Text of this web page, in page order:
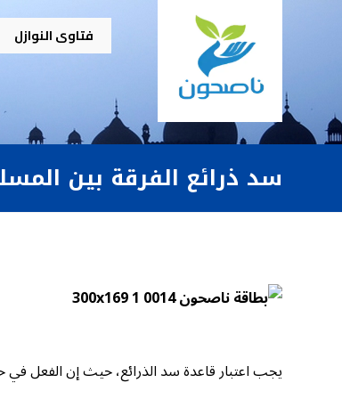
فتاوى النوازل
سد ذرائع الفرقة بين
يجب اعتبار قاعدة سد الذرائع، حيث إن الفعل في